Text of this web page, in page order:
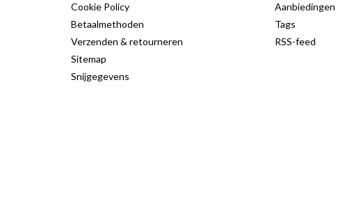
Cookie Policy
Betaalmethoden
Verzenden & retourneren
Sitemap
Snijgegevens
Aanbiedingen
Tags
RSS-feed